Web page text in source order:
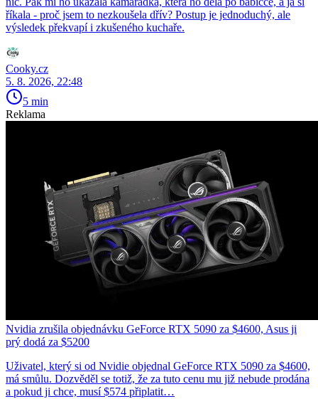
říkala - proč jsem to nezkoušela dřív? Postup je jednoduchý, ale
výsledek překvapí i zkušeného kuchaře.
Cooky.cz
5. 8. 2026, 22:48
5 min
Reklama
Nvidia zrušila objednávku GeForce RTX 5090 za $4600, Asus ji
prý dodá za $5200
Uživatel, který si od Nvidie objednal GeForce RTX 5090 za $4600,
má smůlu. Dozvěděl se totiž, že za tuto cenu mu již nebude prodána
a pokud ji chce, musí $574 připlatit…